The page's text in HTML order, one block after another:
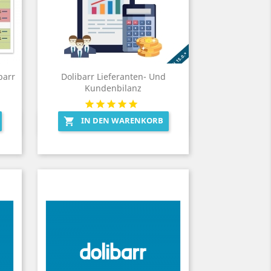
Dolibarr Lieferanten- Und
Kundenbilanz
 IN DEN WARENKORB
Vorschau